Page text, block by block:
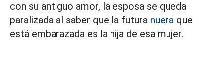
con su antiguo amor, la esposa se queda
paralizada al saber que la futura nuera que
está embarazada es la hija de esa mujer.